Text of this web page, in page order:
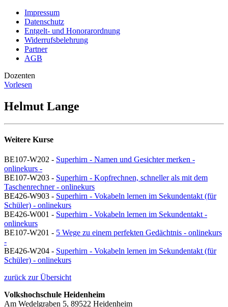
Impressum
Datenschutz
Entgelt- und Honorarordnung
Widerrufsbelehrung
Partner
AGB
Dozenten
Vorlesen
Helmut Lange
Weitere Kurse
BE107-W202 - Superhirn - Namen und Gesichter merken -
onlinekurs -
BE107-W203 - Superhirn - Kopfrechnen, schneller als mit dem
Taschenrechner - onlinekurs
BE426-W903 - Superhirn - Vokabeln lernen im Sekundentakt (für
Schüler) - onlinekurs
BE426-W001 - Superhirn - Vokabeln lernen im Sekundentakt -
onlinekurs
BE107-W201 - 5 Wege zu einem perfekten Gedächtnis - onlinekurs
-
BE426-W204 - Superhirn - Vokabeln lernen im Sekundentakt (für
Schüler) - onlinekurs
zurück zur Übersicht
Volkshochschule Heidenheim
Am Wedelgraben 5, 89522 Heidenheim